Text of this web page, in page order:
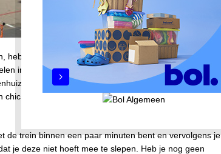
je misschien wel wat tijd over voordat je vlucht
in Amsterdam? De stad staat bekend om haar diverse
zoals de Bijenkorf tot boetiekjes en markten. Het
modezaak of unieke souvenirs, Amsterdam heeft
de trein binnen een paar minuten bent en vervolgens je
je deze niet hoeft mee te slepen. Heb je nog geen